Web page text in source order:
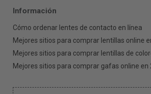
Información
Cómo ordenar lentes de contacto en línea
Mejores sitios para comprar lentillas online
Mejores sitios para comprar lentillas de
Mejores sitios para comprar gafas online en